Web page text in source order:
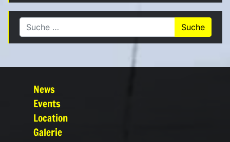
Suche nach:
News
Events
Location
Galerie